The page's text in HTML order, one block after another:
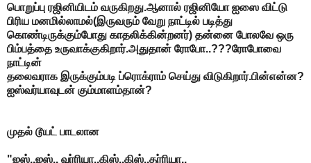
பொறுப்பு ரஜினியிடம் வருகிறது.ஆனால் ரஜினியோ ஐஸை விட்டு
பிரிய மனமில்லாமல்(இருவரும் வேறு நாட்டில் படித்து
கொண்டிருக்கும்போது காதலிக்கின்றனர்) தன்னை போலவே ஒரு
பிம்பத்தை உருவாக்குகிறார்.அதுதான் ரோபோ..???ரோபோவை
நாட்டின்
தலைவராக இருக்கும்படி ப்ரொக்ராம் செய்து விடுகிறார்.பின்என்ன?
ஐஸ்வர்யாவுடன் கும்மாளம்தான்?
முதல் டூயட் பாடலான
"ஐஸ்..ஐஸ்.. வர்ரியா..கிஸ்..கிஸ்..தர்ரியா..